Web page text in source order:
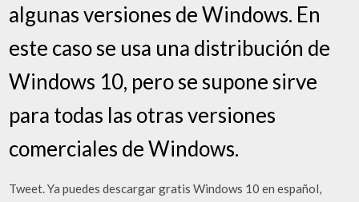
algunas versiones de Windows. En
este caso se usa una distribución de
Windows 10, pero se supone sirve
para todas las otras versiones
comerciales de Windows.
Tweet. Ya puedes descargar gratis Windows 10 en español,